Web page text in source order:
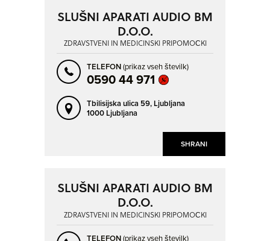
SHRANI
SLUŠNI APARATI AUDIO BM
D.O.O.
ZDRAVSTVENI IN MEDICINSKI PRIPOMOČKI
TELEFON(prikaz vseh številk)
0590 44 971
Tbilisijska ulica 59, Ljubljana
1000 Ljubljana
SLUŠNI APARATI AUDIO BM
D.O.O.
ZDRAVSTVENI IN MEDICINSKI PRIPOMOČKI
TELEFON(prikaz vseh številk)